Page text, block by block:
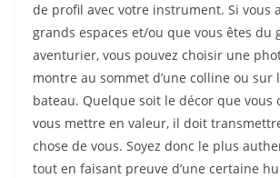
de profil avec votre instrument. Si vous
grands espaces et/ou que vous êtes du
aventurier, vous pouvez choisir une
montre au sommet d’une colline ou sur
bateau. Quelque soit le décor que vous
vous mettre en valeur, il doit
chose de vous. Soyez donc le plus
tout en faisant preuve d’une certaine